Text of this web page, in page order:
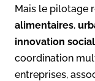
Mais le pilotage
alimentaires,
innovation
coordination
entreprises,